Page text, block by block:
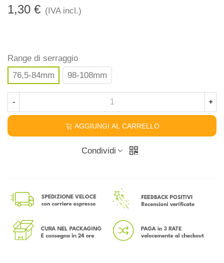
1,30 € (IVA incl.)
Range di serraggio
76,5-84mm
98-108mm
- +
AGGIUNGI AL CARRELLO
Condividi